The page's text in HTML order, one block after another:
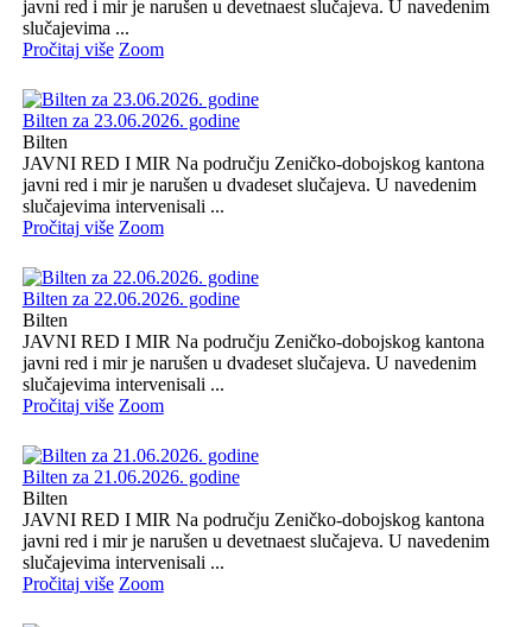
javni red i mir je narušen u devetnaest slučajeva. U navedenim
slučajevima ...
Pročitaj više Zoom
Bilten za 23.06.2026. godine
Bilten
JAVNI RED I MIR Na području Zeničko-dobojskog kantona
javni red i mir je narušen u dvadeset slučajeva. U navedenim
slučajevima intervenisali ...
Pročitaj više Zoom
Bilten za 22.06.2026. godine
Bilten
JAVNI RED I MIR Na području Zeničko-dobojskog kantona
javni red i mir je narušen u dvadeset slučajeva. U navedenim
slučajevima intervenisali ...
Pročitaj više Zoom
Bilten za 21.06.2026. godine
Bilten
JAVNI RED I MIR Na području Zeničko-dobojskog kantona
javni red i mir je narušen u devetnaest slučajeva. U navedenim
slučajevima intervenisali ...
Pročitaj više Zoom